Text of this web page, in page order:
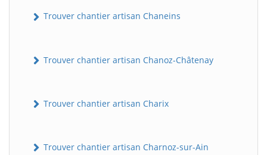
Trouver chantier artisan Chaneins
Trouver chantier artisan Chanoz-Châtenay
Trouver chantier artisan Charix
Trouver chantier artisan Charnoz-sur-Ain